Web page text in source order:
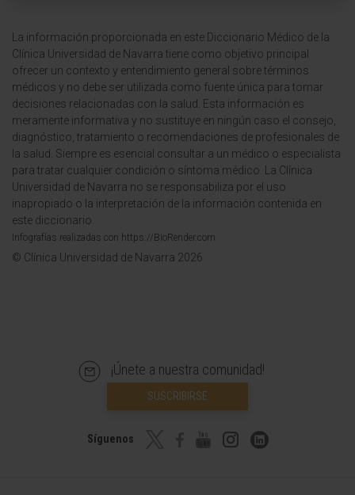
La información proporcionada en este Diccionario Médico de la
Clínica Universidad de Navarra tiene como objetivo principal
ofrecer un contexto y entendimiento general sobre términos
médicos y no debe ser utilizada como fuente única para tomar
decisiones relacionadas con la salud. Esta información es
meramente informativa y no sustituye en ningún caso el consejo,
diagnóstico, tratamiento o recomendaciones de profesionales de
la salud. Siempre es esencial consultar a un médico o especialista
para tratar cualquier condición o síntoma médico. La Clínica
Universidad de Navarra no se responsabiliza por el uso
inapropiado o la interpretación de la información contenida en
este diccionario.
Infografías realizadas con https://BioRender.com
© Clínica Universidad de Navarra 2026
¡Únete a nuestra comunidad!
SUSCRIBIRSE
Síguenos